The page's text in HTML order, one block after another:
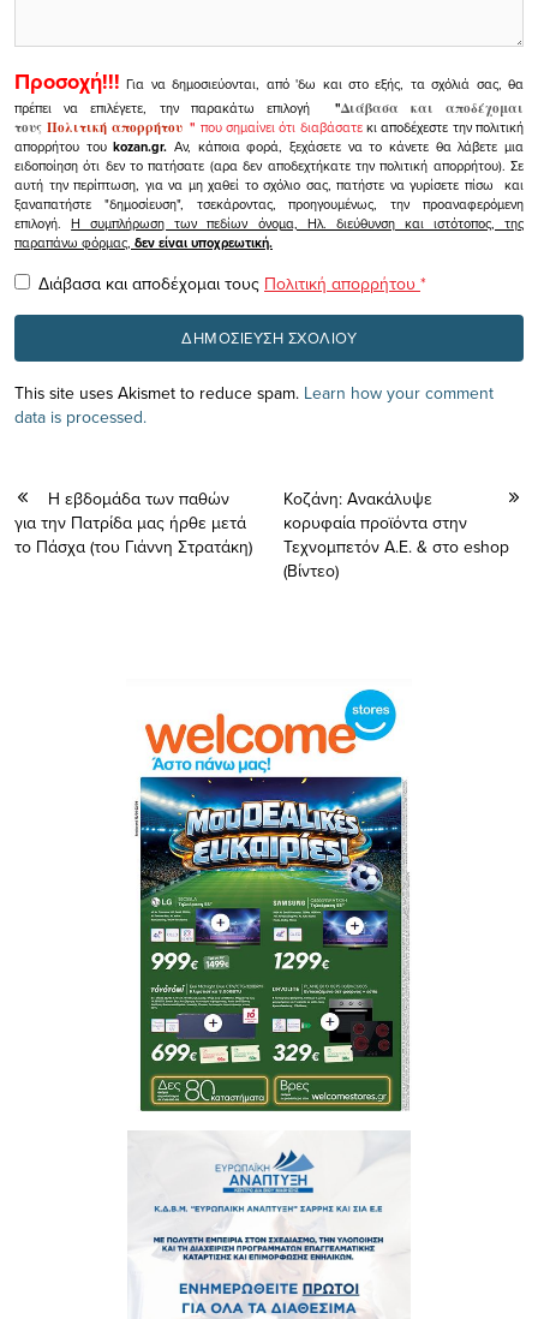
Προσοχή!!! Για να δημοσιεύονται, από 'δω και στο εξής, τα σχόλιά σας, θα
πρέπει να επιλέγετε, την παρακάτω επιλογή
"Διάβασα και αποδέχομαι
τουςΠολιτική απορρήτου" που σημαίνει ότι διαβάσατεκι αποδέχεστε την πολιτική
απορρήτου τουkozan.gr. Αν, κάποια φορά, ξεχάσετε να το κάνετε θα λάβετε μια
ειδοποίηση ότι δεν το πατήσατε (αρα δεν αποδεχτήκατε την πολιτική απορρήτου). Σε
αυτή την περίπτωση, για να μη χαθεί το σχόλιο σας, πατήστε να γυρίσετε πίσω και
ξαναπατήστε "δημοσίευση", τσεκάροντας, προηγουμένως, την προαναφερόμενη
επιλογή.Η συμπλήρωση των πεδίων όνομα, Ηλ. διεύθυνση και ιστότοπος, της
παραπάνω φόρμας, δεν είναι υποχρεωτική.
Διάβασα και αποδέχομαι τους Πολιτική απορρήτου *
This site uses Akismet to reduce spam. Learn how your comment
data is processed.
Η εβδομάδα των παθών
για την Πατρίδα μας ήρθε μετά
το Πάσχα (του Γιάννη Στρατάκη)
Koζάνη: Ανακάλυψε
κορυφαία προϊόντα στην
Τεχνομπετόν Α.Ε. & στο eshop
(Bίντεο)